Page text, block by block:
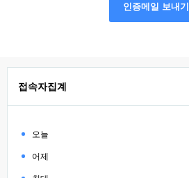
인증메일 보내기
접속자집계
오늘
어제